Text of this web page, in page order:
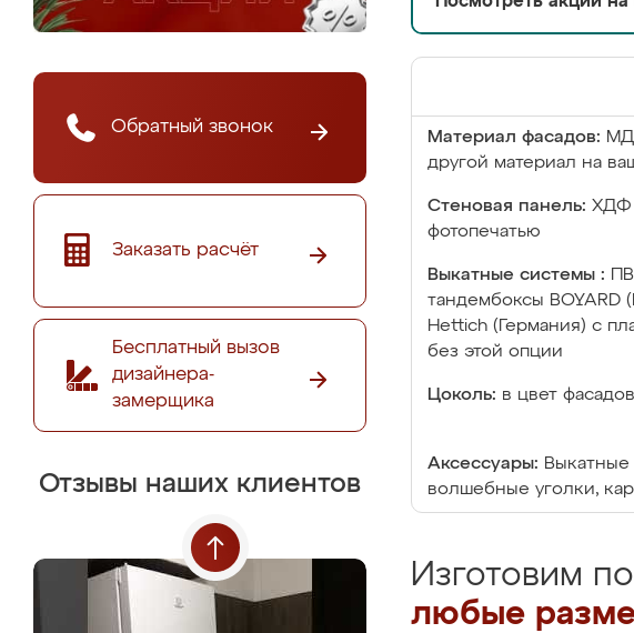
Обратный звонок
Заказать расчёт
Бесплатный вызов
дизайнера-
замерщика
Отзывы наших клиентов
Материал фасадов:
другой материал на
Стеновая панель: ХДФ
фотопечатью
Выкатные системы :
тандембоксы BOYARD
Hettich (Германия) с
без этой опции
Цоколь: в цвет
Аксессуары:
волшебные уголки,
Изготовим
любые